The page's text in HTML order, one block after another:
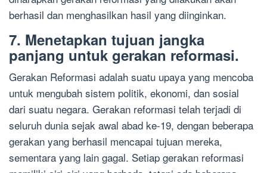
berhasil dan menghasilkan hasil yang diinginkan.
7. Menetapkan tujuan jangka
panjang untuk gerakan reformasi.
Gerakan Reformasi adalah suatu upaya yang mencoba
untuk mengubah sistem politik, ekonomi, dan sosial
dari suatu negara. Gerakan reformasi telah terjadi di
seluruh dunia sejak awal abad ke-19, dengan beberapa
gerakan yang berhasil mencapai tujuan mereka,
sementara yang lain gagal. Setiap gerakan reformasi